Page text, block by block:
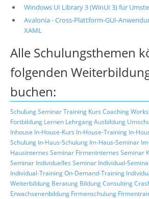
Windows UI Library 3 (WinUI 3) für
Avalonia - Cross-Plattform-GUI-
XAML
Alle Schulungsthemen
folgenden
buchen:
SchulungSeminarTraining Kurs Coaching
Fortbildung Lernen LehrgangAusbildung
Inhouse In-House-Kurs In-House-Training In-
Schulung In-Haus-Schulung Im-Haus-Seminar
Hausinternes Seminar Firmeninternes Seminar
Seminar Individuelles Seminar Individual-
Individual-TrainingOn-Demand-Training
Weiterbildung Beratung BildungConsulting
Erwachsenenbildung Firmenschulung